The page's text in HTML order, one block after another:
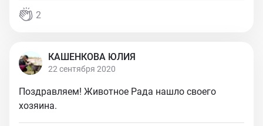
2
КАШЕНКОВА ЮЛИЯ
22 сентября 2020
Поздравляем! Животное Рада нашло своего
хозяина.